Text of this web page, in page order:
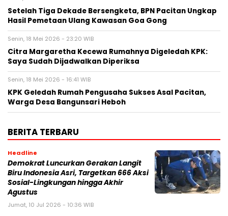
Setelah Tiga Dekade Bersengketa, BPN Pacitan Ungkap
Hasil Pemetaan Ulang Kawasan Goa Gong
Senin, 18 Mei 2026 - 23:20 WIB
Citra Margaretha Kecewa Rumahnya Digeledah KPK:
Saya Sudah Dijadwalkan Diperiksa
Senin, 18 Mei 2026 - 16:41 WIB
KPK Geledah Rumah Pengusaha Sukses Asal Pacitan,
Warga Desa Bangunsari Heboh
BERITA TERBARU
Headline
Demokrat Luncurkan Gerakan Langit
Biru Indonesia Asri, Targetkan 666 Aksi
Sosial-Lingkungan hingga Akhir
Agustus
Jumat, 10 Jul 2026 - 10:36 WIB